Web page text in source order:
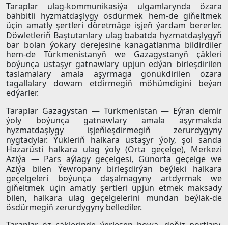
Taraplar ulag-kommunikasiýa ulgamlarynda özara
bähbitli hyzmatdaşlygy ösdürmek hem-de giňeltmek
üçin amatly şertleri döretmäge işjeň ýardam bererler.
Döwletleriň Baştutanlary ulag babatda hyzmatdaşlygyň
bar bolan ýokary derejesine kanagatlanma bildirdiler
hem-de Türkmenistanyň we Gazagystanyň çäkleri
boýunça üstaşyr gatnawlary üpjün edýän birleşdirilen
taslamalary amala aşyrmaga gönükdirilen özara
tagallalary dowam etdirmegiň möhümdigini beýan
edýärler.
Taraplar Gazagystan — Türkmenistan — Eýran demir
ýoly boýunça gatnawlary amala aşyrmakda
hyzmatdaşlygy işjeňleşdirmegiň zerurdygyny
nygtadylar. Ýükleriň halkara üstaşyr ýoly, şol sanda
Hazarüsti halkara ulag ýoly (Orta geçelge), Merkezi
Aziýa — Pars aýlagy geçelgesi, Günorta geçelge we
Aziýa bilen Ýewropany birleşdirýän beýleki halkara
geçelgeleri boýunça daşalmagyny artdyrmak we
giňeltmek üçin amatly şertleri üpjün etmek maksady
bilen, halkara ulag geçelgelerini mundan beýläk-de
ösdürmegiň zerurdygyny bellediler.